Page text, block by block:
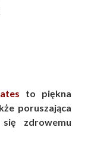
to piękna
poruszająca
zdrowemu